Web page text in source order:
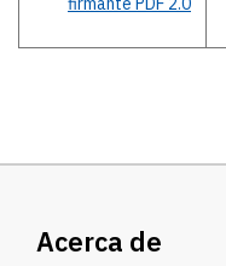
Acerca de